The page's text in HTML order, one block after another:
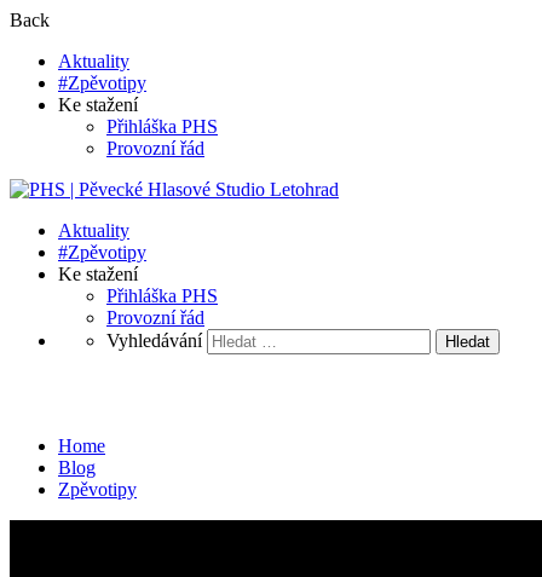
Back
Aktuality
#Zpěvotipy
Ke stažení
Přihláška PHS
Provozní řád
Aktuality
#Zpěvotipy
Ke stažení
Přihláška PHS
Provozní řád
Vyhledávání
Home
Blog
Zpěvotipy